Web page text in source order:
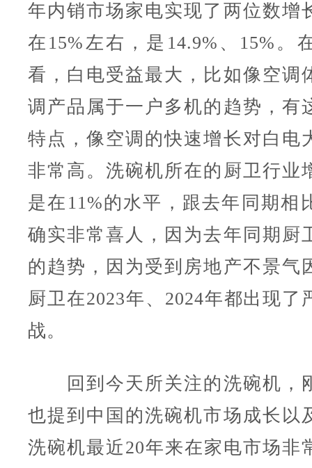
年内销市场家电实现了两位数增
在15%左右，是14.9%、15%。
看，白电受益最大，比如像空调
调产品属于一户多机的趋势，有
特点，像空调的快速增长对白电
非常高。洗碗机所在的厨卫行业
是在11%的水平，跟去年同期相
确实非常喜人，因为去年同期厨
的趋势，因为受到房地产不景气
厨卫在2023年、2024年都出现了
战。
回到今天所关注的洗碗机，
也提到中国的洗碗机市场成长以
洗碗机最近20年来在家电市场非